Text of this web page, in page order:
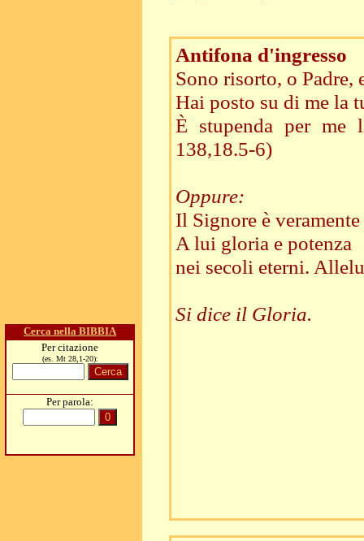
Cerca nella BIBBIA
Per citazione
(es. Mt 28,1-20):
Per parola:
Antifona d'ingresso
Sono risorto, o Padre,
Hai posto su di me la
È stupenda per me
138,18.5-6)
Oppure:
Il Signore è
A lui gloria e potenza
nei secoli eterni.
Si dice il Gloria.